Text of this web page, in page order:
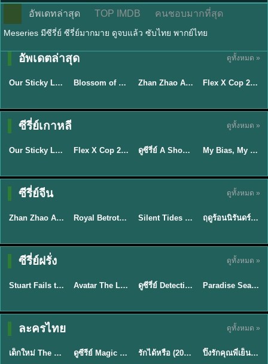
อัพเดทล่าสุด TOP IMDB คนชอบมากที่สุด
Meseries มีซีรี่ย์ ซีรี่ย์มากมาย ดูจบแล้ว ซับไทย พากย์ไทย
อัพเดตล่าสุด ดูทั้งหมด »
★6
ซับไทย
Our Sticky Love รักติดหนึบ (2026) พากย์ไทย ซับไทย EP.1-12 Blossom of Power (2026) บุหงาซ่อนคม พากย์ไทย ซับไทย EP1-36 ★5 Zhan Zhao Adventures จั่นเจาตะลุยยุทธภพ (2026) พากย์ไทย ซับไทย EP.1-37 (จบ) ★8
ซับไทย
Flex X Cop 2 คุณชายสายสืบ ซีซั่น 2 (2026) พากย์ไทย ซับไทย EP.1-14
ซีรี่ย์เกาหลี ดูทั้งหมด »
★6
ซับไทย
Our Sticky Love รักติดหนึบ (2026) พากย์ไทย ซับไทย EP.1-12 ★8 Flex X Cop 2 คุณชายสายสืบ ซีซั่น 2 (2026) พากย์ไทย ซับไทย EP.1-14 ★8 EP.16ดูซีรี่ย์ A Shop for Killers 2 ร้านลับนักฆ่า ซีซัน 2 (2026) ซับไทย-พากย์ไทย
ซับไทย
My Bias, My Boss เมื่อเมนฉันเป็นประธานบริษัท (2026) พากย์ไทย ซับไทย EP.1-12
ซีรี่ย์จีน ดูทั้งหมด »
★5
พากย์ไทย
Zhan Zhao Adventures จั่นเจาตะลุยยุทธภพ (2026) พากย์ไทย ซับไทย EP.1-37 (จบ) ★9 Royal Betrothal (2026) สัญญาวิวาห์แห่งราชวงศ์ พากย์ไทย ซับไทย EP1-32 ★9.5 Silent Tides คลื่นลมลวง (2025) พากย์ไทย ซับไทย EP.1-31 ★8.8
พากย์ไทย
ฤดูร้อนนิรันดร์ (2026) Never-Ending Summer พากย์ไทย EP.1-29
ซีรี่ย์ฝรั่ง ดูทั้งหมด »
★9.3
พากย์ไทย
Stuart Fails to Save the Universe สจ๊วตล่มแผนกู้จักรวาล (2026) พากย์ไทย ซับไทย EP.1-10 ★7.8 EP.7Avatar The Last Airbender 2 เณรน้อยเจ้าอภินิหาร พากย์ไทย EP.9ดูซีรี่ย์ Detective Hole (2026) พากย์ไทย HD ฟรี อัปเดตล่าสุด Netflix EP.8
พากย์ไทย
Paradise Season 2 (2026) พากย์ไทย EP1-8 ดูซีรี่ย์ฝรั่ง HD ครบทุกตอน
ละครไทย ดูทั้งหมด »
★ 8 EP.6
พากย์ไทย
เด็กใหม่ The Reset 2026 EP1-6 พากย์ไทย ดูซีรี่ย์ Netflix ล่าสุด HD ดูซีรีย์ Magic Move (2026) ทำนายทายรัก Thai EP.1-10 HD รักได้หรือ (2026) YOUNG Let's Begin Again พากย์ไทย EP.1-19 ★8
พากย์ไทย
ปิ๊งรักคุณพี่เย็นชา (2026) Frozen Valentine EP.1-10 (จบ)